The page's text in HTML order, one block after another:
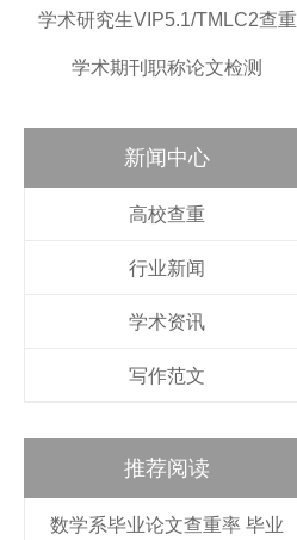
学术研究生VIP5.1/TMLC2查重
学术期刊职称论文检测
新闻中心
高校查重
行业新闻
学术资讯
写作范文
推荐阅读
数学系毕业论文查重率 毕业